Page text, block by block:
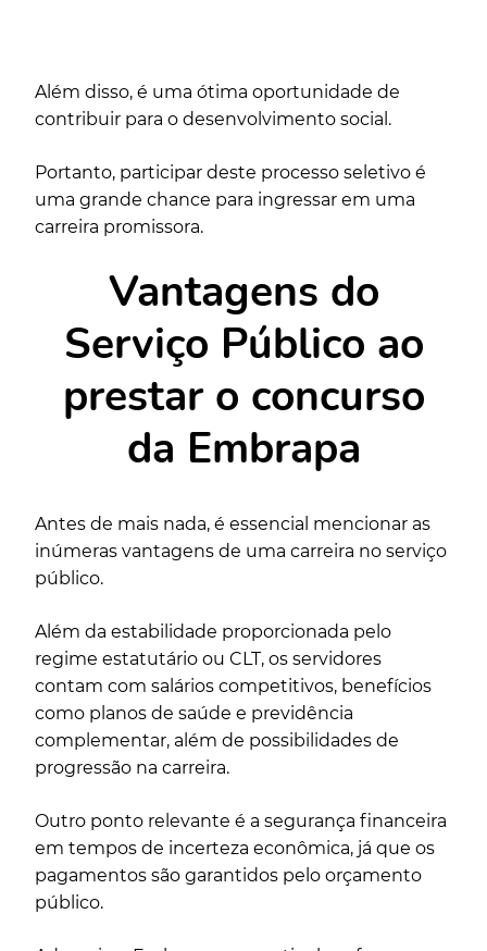
Além disso, é uma ótima oportunidade de
contribuir para o desenvolvimento social.
Portanto, participar deste processo seletivo é
uma grande chance para ingressar em uma
carreira promissora.
Vantagens do
Serviço Público ao
prestar o concurso
da Embrapa
Antes de mais nada, é essencial mencionar as
inúmeras vantagens de uma carreira no serviço
público.
Além da estabilidade proporcionada pelo
regime estatutário ou CLT, os servidores
contam com salários competitivos, benefícios
como planos de saúde e previdência
complementar, além de possibilidades de
progressão na carreira.
Outro ponto relevante é a segurança financeira
em tempos de incerteza econômica, já que os
pagamentos são garantidos pelo orçamento
público.